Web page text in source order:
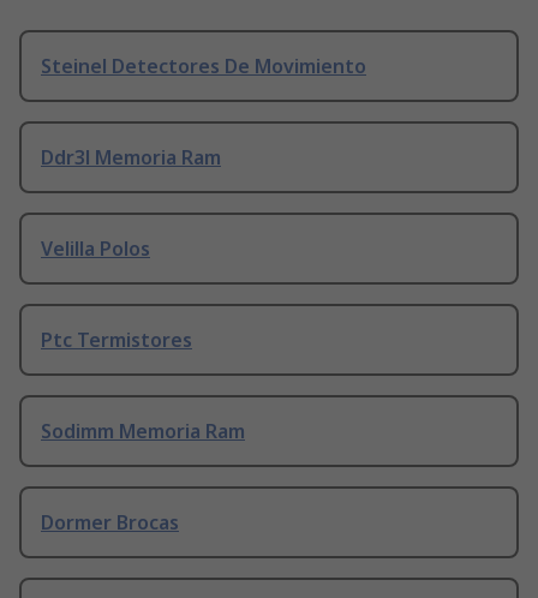
Steinel Detectores De Movimiento
Ddr3l Memoria Ram
Velilla Polos
Ptc Termistores
Sodimm Memoria Ram
Dormer Brocas